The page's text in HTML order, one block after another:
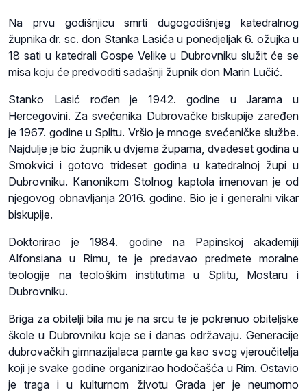
Na prvu godišnjicu smrti dugogodišnjeg katedralnog
župnika dr. sc. don Stanka Lasića u ponedjeljak 6. ožujka u
18 sati u katedrali Gospe Velike u Dubrovniku služit će se
misa koju će predvoditi sadašnji župnik don Marin Lučić.
Stanko Lasić rođen je 1942. godine u Jarama u
Hercegovini. Za svećenika Dubrovačke biskupije zaređen
je 1967. godine u Splitu. Vršio je mnoge svećeničke službe.
Najdulje je bio župnik u dvjema župama, dvadeset godina u
Smokvici i gotovo trideset godina u katedralnoj župi u
Dubrovniku. Kanonikom Stolnog kaptola imenovan je od
njegovog obnavljanja 2016. godine. Bio je i generalni vikar
biskupije.
Doktorirao je 1984. godine na Papinskoj akademiji
Alfonsiana u Rimu, te je predavao predmete moralne
teologije na teološkim institutima u Splitu, Mostaru i
Dubrovniku.
Briga za obitelji bila mu je na srcu te je pokrenuo obiteljske
škole u Dubrovniku koje se i danas održavaju. Generacije
dubrovačkih gimnazijalaca pamte ga kao svog vjeroučitelja
koji je svake godine organizirao hodočašća u Rim. Ostavio
je traga i u kulturnom životu Grada jer je neumorno